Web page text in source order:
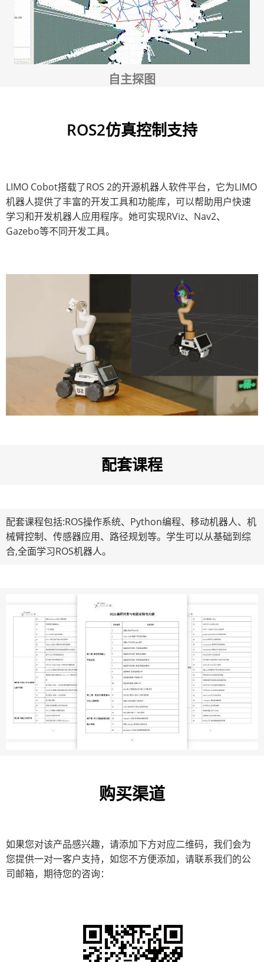
自主探图
ROS2仿真控制支持
LIMO Cobot搭载了ROS 2的开源机器人软件平台，它为LIMO
机器人提供了丰富的开发工具和功能库，可以帮助用户快速
学习和开发机器人应用程序。她可实现RViz、Nav2、
Gazebo等不同开发工具。
配套课程
配套课程包括:ROS操作系统、Python编程、移动机器人、机
械臂控制、传感器应用、路径规划等。学生可以从基础到综
合,全面学习ROS机器人。
购买渠道
如果您对该产品感兴趣，请添加下方对应二维码，我们会为
您提供一对一客户支持，如您不方便添加，请联系我们的公
司邮箱，期待您的咨询：